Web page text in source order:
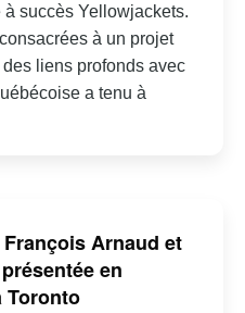
succès Yellowjackets.
à un projet
liens profonds avec
a tenu à
Arnaud et
en
Toronto